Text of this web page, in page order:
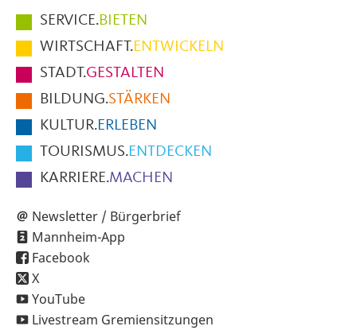
Hauptmenüpunkte
im
Fußbereich
der
Seite
SERVICE.BIETEN
WIRTSCHAFT.ENTWICKELN
STADT.GESTALTEN
BILDUNG.STÄRKEN
KULTUR.ERLEBEN
TOURISMUS.ENTDECKEN
KARRIERE.MACHEN
Newsletter / Bürgerbrief
Mannheim-App
Facebook
X
YouTube
Livestream Gremiensitzungen